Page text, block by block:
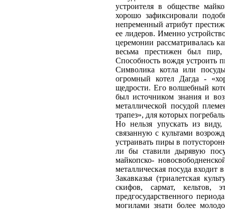
устроителя в обществе
хорошо зафиксировали
непременный атрибут
ее лидеров. Именно
церемонии рассматривалась
весьма престижен был
Способность вождя устроить
Символика котла или
огромный котел Дагда -
щедрости. Его волшебный
был источником знания и
металлической посудой
трапез», для которых
Но нельзя упускать из
связанную с культами
устраивать пиры в
ли бы ставили дырявую
майкопско-
металлическая посуда
Закавказья (триалетская
скифов, сармат,
предгосударственного
могилами знати более